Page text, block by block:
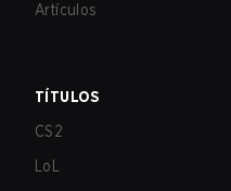
Artículos
TÍTULOS
CS2
LoL